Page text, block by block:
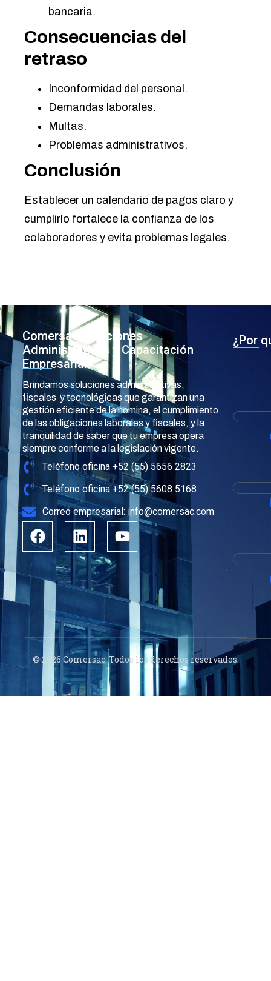
bancaria.
Consecuencias del
retraso
Inconformidad del personal.
Demandas laborales.
Multas.
Problemas administrativos.
Conclusión
Establecer un calendario de pagos claro y
cumplirlo fortalece la confianza de los
colaboradores y evita problemas legales.
Comersac Soluciones
Administrativas y Capacitación
Empresarial
Brindamos soluciones administrativas,
fiscales y tecnológicas que garantizan una
gestión eficiente de la nómina, el cumplimiento
de las obligaciones laborales y fiscales, y la
tranquilidad de saber que tu empresa opera
siempre conforme a la legislación vigente.
Teléfono oficina +52 (55) 5656 2823
Teléfono oficina +52 (55) 5608 5168
Correo empresarial: info@comersac.com
¿Por
© 2026 Comersac. Todos los derechos reservados.